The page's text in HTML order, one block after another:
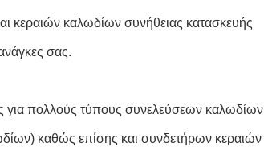
κεραιών καλωδίων συνήθειας κατασκευής
σας.
για πολλούς τύπους συνελεύσεων καλωδίων
καθώς επίσης και συνδετήρων κεραιών